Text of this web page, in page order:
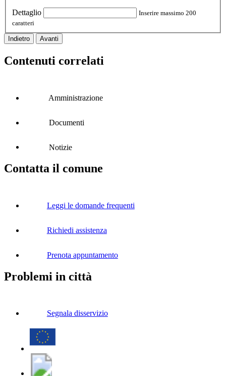
Dettaglio
Inserire massimo 200
caratteri
Indietro Avanti
Contenuti correlati
Amministrazione
Documenti
Notizie
Contatta il comune
Leggi le domande frequenti
Richiedi assistenza
Prenota appuntamento
Problemi in città
Segnala disservizio